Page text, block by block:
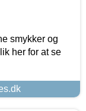
smykker og
her for at se